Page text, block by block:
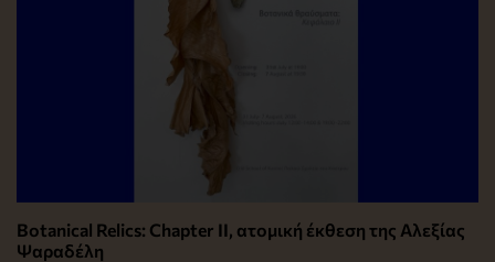
Botanical Relics: Chapter II, ατομική έκθεση της Αλεξίας
Ψαραδέλη